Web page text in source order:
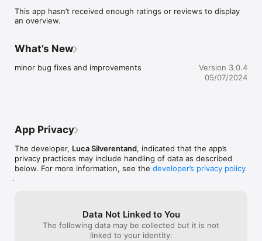
verenigingen betaalbaar te houden.
This app hasn’t received enough ratings or reviews to display
an overview.
What’s New
minor bug fixes and improvements
Version 3.0.4
05/07/2024
App Privacy
The developer, Luca Silverentand, indicated that the app’s
privacy practices may include handling of data as described
below. For more information, see the developer’s privacy policy
.
Data Not Linked to You
The following data may be collected but it is not
linked to your identity: